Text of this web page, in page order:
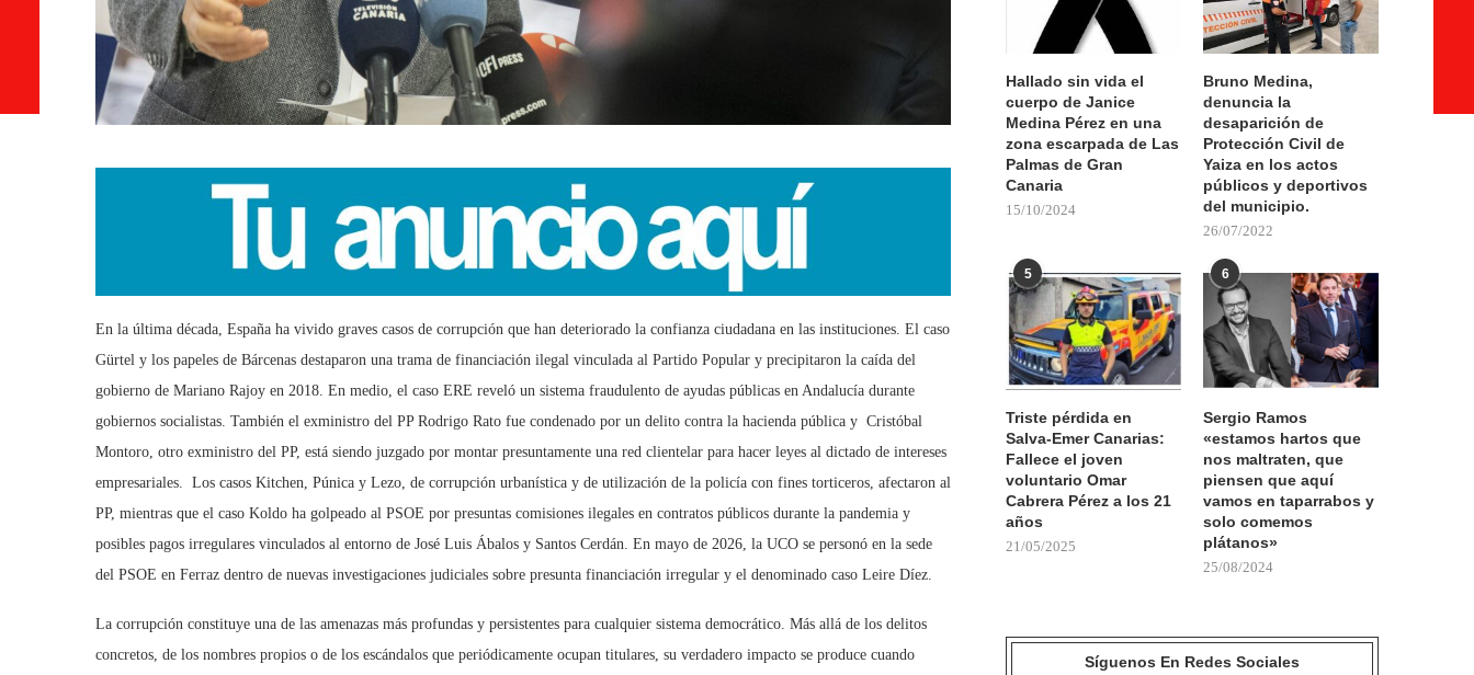
En la última década, España ha vivido graves casos de corrupción que han deteriorado la confianza ciudadana en las instituciones. El caso
Gürtel y los papeles de Bárcenas destaparon una trama de financiación ilegal vinculada al Partido Popular y precipitaron la caída del
gobierno de Mariano Rajoy en 2018. En medio, el caso ERE reveló un sistema fraudulento de ayudas públicas en Andalucía durante
gobiernos socialistas. También el exministro del PP Rodrigo Rato fue condenado por un delito contra la hacienda pública y Cristóbal
Montoro, otro exministro del PP, está siendo juzgado por montar presuntamente una red clientelar para hacer leyes al dictado de intereses
empresariales. Los casos Kitchen, Púnica y Lezo, de corrupción urbanística y de utilización de la policía con fines torticeros, afectaron al
PP, mientras que el caso Koldo ha golpeado al PSOE por presuntas comisiones ilegales en contratos públicos durante la pandemia y
posibles pagos irregulares vinculados al entorno de José Luis Ábalos y Santos Cerdán. En mayo de 2026, la UCO se personó en la sede
del PSOE en Ferraz dentro de nuevas investigaciones judiciales sobre presunta financiación irregular y el denominado caso Leire Díez.
La corrupción constituye una de las amenazas más profundas y persistentes para cualquier sistema democrático. Más allá de los delitos
concretos, de los nombres propios o de los escándalos que periódicamente ocupan titulares, su verdadero impacto se produce cuando
Hallado sin vida el
cuerpo de Janice
Medina Pérez en una
zona escarpada de Las
Palmas de Gran
Canaria
15/10/2024
Bruno Medina,
denuncia la
desaparición de
Protección Civil de
Yaiza en los actos
públicos y deportivos
del municipio.
26/07/2022
5
Triste pérdida en
Salva-Emer Canarias:
Fallece el joven
voluntario Omar
Cabrera Pérez a los 21
años
21/05/2025
6
Sergio Ramos
«estamos hartos que
nos maltraten, que
piensen que aquí
vamos en taparrabos y
solo comemos
plátanos»
25/08/2024
Síguenos En Redes Sociales